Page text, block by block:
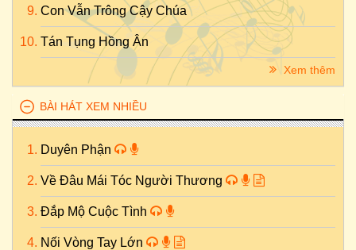
Con Vẫn Trông Cậy Chúa
Tán Tụng Hồng Ân
Xem thêm
BÀI HÁT XEM NHIỀU
Duyên Phận
Về Đâu Mái Tóc Người Thương
Đắp Mộ Cuộc Tình
Nối Vòng Tay Lớn